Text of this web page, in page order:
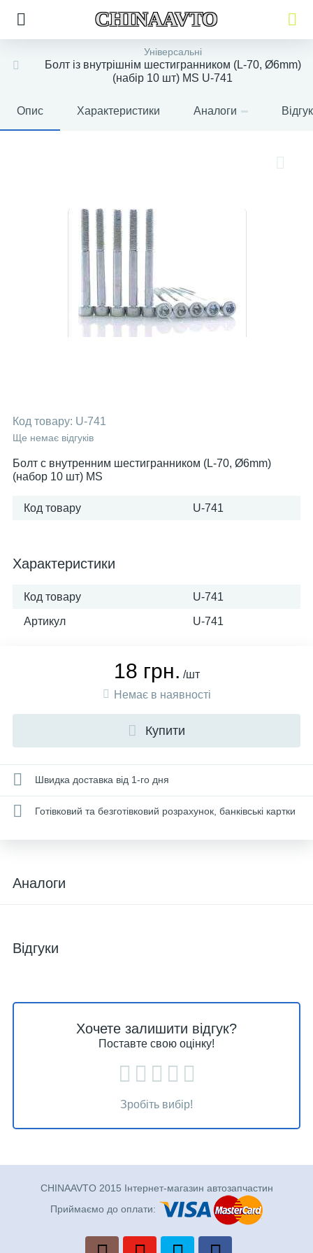
CHINAAVTO
Універсальні
Болт із внутрішнім шестигранником (L-70, Ø6mm)
(набір 10 шт) MS U-741
Опис Характеристики Аналоги
Код товару: U-741
Ще немає відгуків
Болт с внутренним шестигранником (L-70, Ø6mm)
(набор 10 шт) MS
Код товару U-741
Характеристики
Код товару U-741
Артикул U-741
18 грн. /шт
Немає в наявності
Купити
Швидка доставка від 1-го дня
Готівковий та безготівковий розрахунок, банківські картки
Аналоги
Відгуки
Хочете залишити відгук?
Поставте свою оцінку!
Зробіть вибір!
CHINAAVTO 2015 Інтернет-магазин автозапчастин
Приймаємо до оплати: